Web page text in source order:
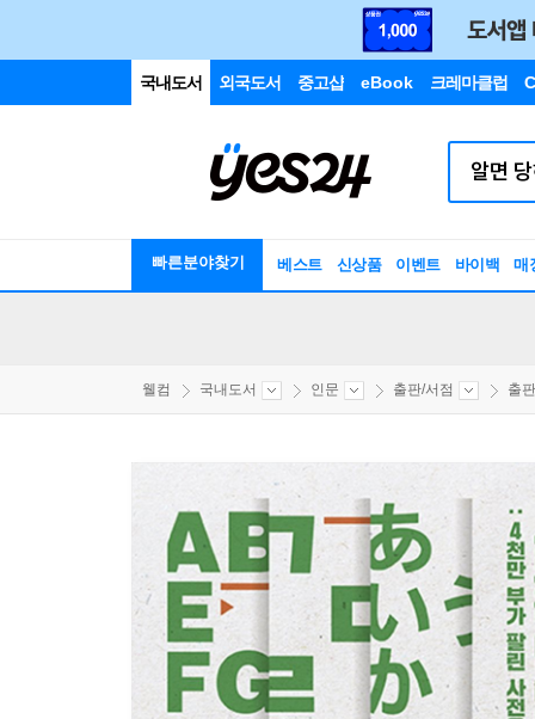
국내도서 외국도서 중고샵 eBook 크레마클럽
빠른분야찾기 베스트 신상품 이벤트 바이백 매
웰컴 국내도서 인문 출판/서점 출